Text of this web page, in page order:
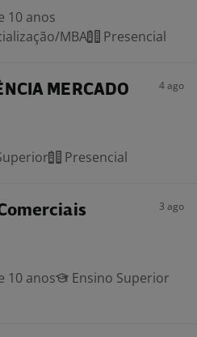
10 anos
MBA
Presencial
MERCADO 4 ago
Presencial
3 ago
10 anos
Ensino Superior